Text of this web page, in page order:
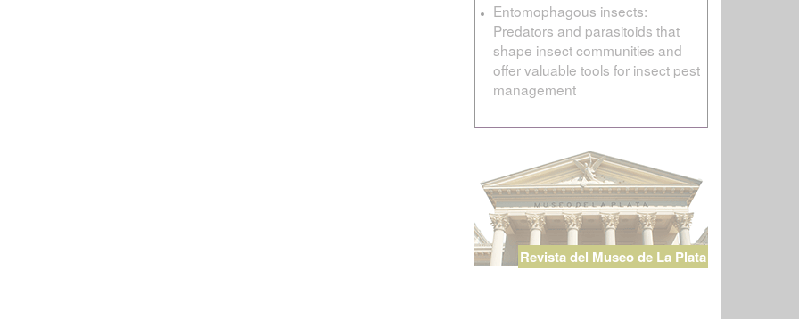
Entomophagous insects:
Predators and parasitoids that
shape insect communities and
offer valuable tools for insect pest
management
Revista del Museo de La Plata